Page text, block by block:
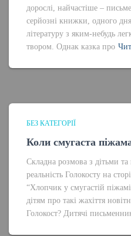
дорослі, найчастіше –
серйозні книжки, одного
літературу з яким-небудь
твором. Однак казка про
БЕЗ КАТЕГОРІЇ
Коли смугаста
Складна розмова з дітьми
реальність Голокосту на
“Хлопчик у смугастій
дітям про такі жахіття
Голокост? Дитячі